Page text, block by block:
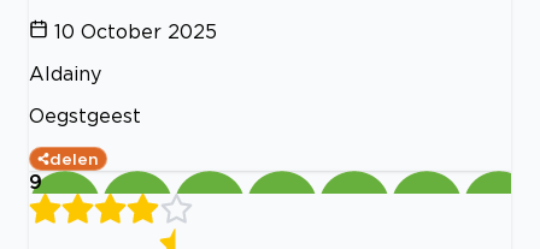
10 October 2025
Aldainy
Oegstgeest
delen
9